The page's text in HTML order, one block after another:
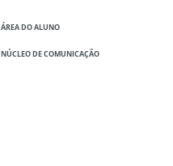
ÁREA DO ALUNO
NÚCLEO DE COMUNICAÇÃO